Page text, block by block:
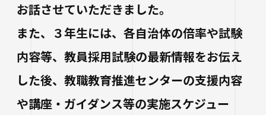
お話させていただきました。
また、３年生には、各自治体の倍率や試験
内容等、教員採用試験の最新情報をお伝え
した後、教職教育推進センターの支援内容
や講座・ガイダンス等の実施スケジュー